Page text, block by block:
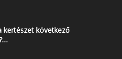
kertészet következő